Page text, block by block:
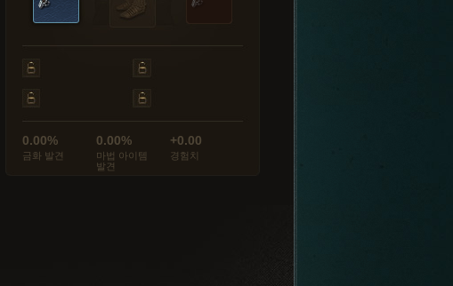
0.00%
금화 발견
0.00%
마법 아이템
발견
+0.00
경험치